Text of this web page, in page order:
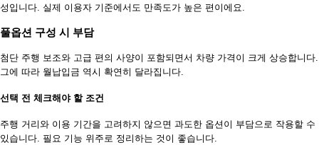
성입니다. 실제 이용자 기준에서도 만족도가 높은 편이에요.
풀옵션 구성 시 부담
첨단 주행 보조와 고급 편의 사양이 포함되면서 차량 가격이 크게 상승합니다.
그에 따라 월납입금 역시 확연히 달라집니다.
선택 전 체크해야 할 조건
주행 거리와 이용 기간을 고려하지 않으면 과도한 옵션이 부담으로 작용할 수
있습니다. 필요 기능 위주로 정리하는 것이 좋습니다.